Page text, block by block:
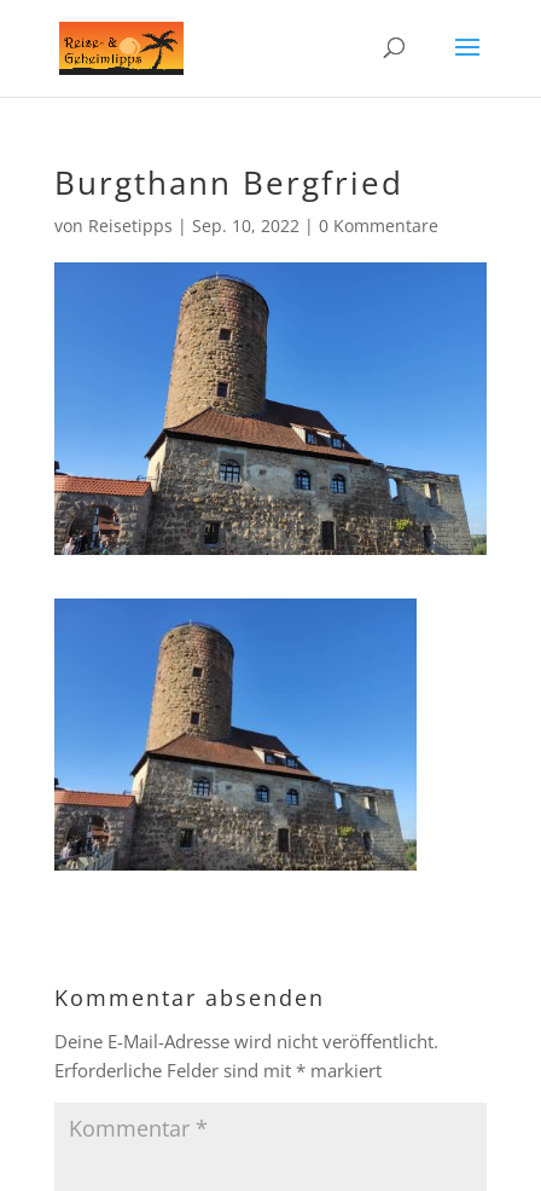
Burgthann Bergfried
von Reisetipps | Sep. 10, 2022| 0 Kommentare
Kommentar absenden
Deine E-Mail-Adresse wird nicht veröffentlicht.
Erforderliche Felder sind mit *markiert